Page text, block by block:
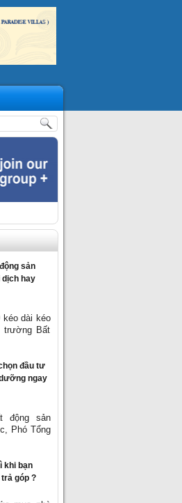
SỰ KIỆN THÁNG 11: ĐẦU TƯ
sản
hay
kéo dài kéo
trường Bất
đầu tư
ngay
động sản
Phó Tổng
khi bạn
góp ?